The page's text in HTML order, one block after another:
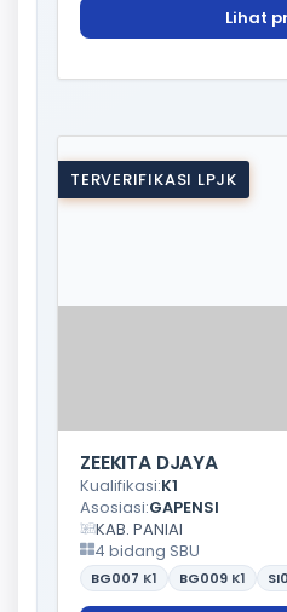
Lihat
TERVERIFIKASI LPJK
ZEEKITA DJAYA
Kualifikasi:K1
Asosiasi:GAPENSI
KAB. PANIAI
4 bidang SBU
BG007 K1 BG009 K1